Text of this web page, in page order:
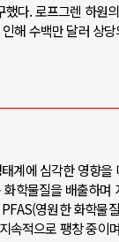
다. 로프그렌 하원
해 수백만 달러 상
계에 심각한 영향을
학물질을 배출하며
영원한 화학물
속적으로 팽창 중이